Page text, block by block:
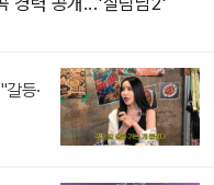
등·